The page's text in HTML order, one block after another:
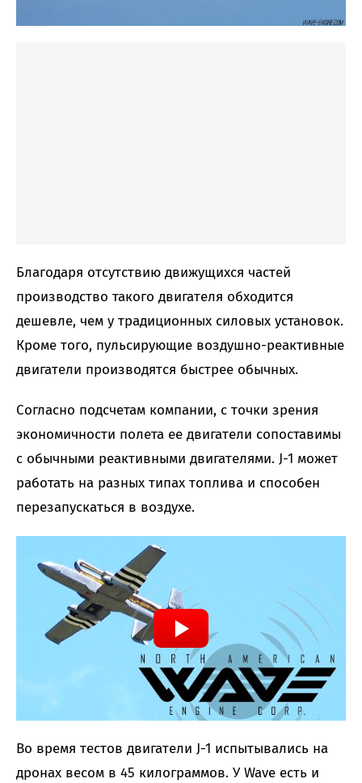
Благодаря отсутствию движущихся частей
производство такого двигателя обходится
дешевле, чем у традиционных силовых установок.
Кроме того, пульсирующие воздушно-реактивные
двигатели производятся быстрее обычных.
Согласно подсчетам компании, с точки зрения
экономичности полета ее двигатели сопоставимы
с обычными реактивными двигателями. J-1 может
работать на разных типах топлива и способен
перезапускаться в воздухе.
Во время тестов двигатели J-1 испытывались на
дронах весом в 45 килограммов. У Wave есть и